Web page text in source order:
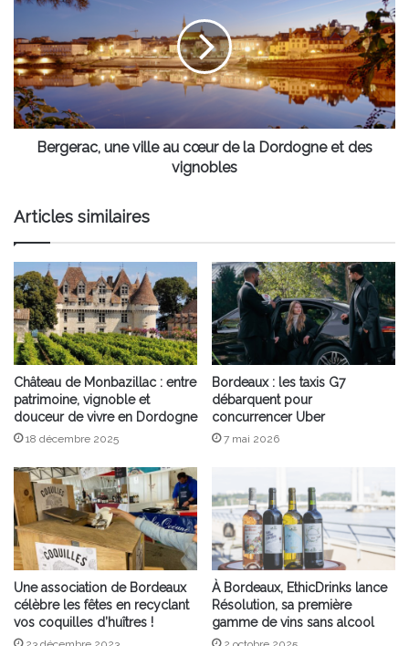
cœur
de
la
Dordogne
et
Bergerac, une ville au cœur de la Dordogne et des
vignobles
Articles similaires
Château de Monbazillac : entre
patrimoine, vignoble et
douceur de vivre en Dordogne
18 décembre 2025
Bordeaux : les taxis G7
débarquent pour
concurrencer Uber
7 mai 2026
Une association de Bordeaux
célèbre les fêtes en recyclant
vos coquilles d’huîtres !
À Bordeaux, EthicDrinks lance
Résolution, sa première
gamme de vins sans alcool